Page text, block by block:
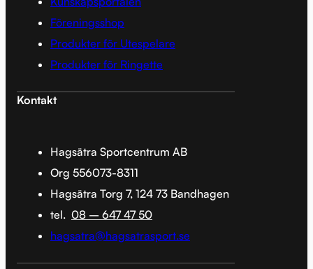
Föreningsshop
Produkter för Utespelare
Produkter för Ringette
Kontakt
Hagsätra Sportcentrum AB
Org 556073-8311
Hagsätra Torg 7, 124 73 Bandhagen
tel. 08 – 647 47 50
hagsatra@hagsatrasport.se